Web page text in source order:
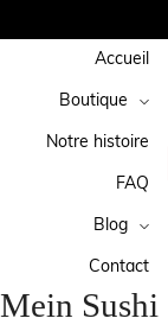
Accueil
Boutique
Notre histoire
FAQ
Blog
Contact
Mein Sushi